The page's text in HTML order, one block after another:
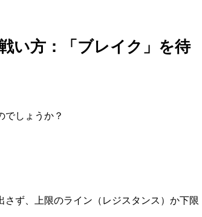
い方：「ブレイク」を待
でしょうか？
ず、上限のライン（レジスタンス）か下限